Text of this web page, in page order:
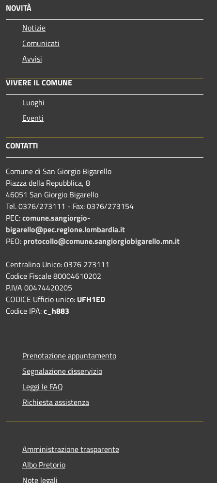
NOVITÀ
Notizie
Comunicati
Avvisi
VIVERE IL COMUNE
Luoghi
Eventi
CONTATTI
Comune di San Giorgio Bigarello
Piazza della Repubblica, 8
46051 San Giorgio Bigarello
Tel. 0376/273111 - Fax: 0376/273154
PEC:comune.sangiorgio-
bigarello@pec.regione.lombardia.it
PEO: protocollo@comune.sangiorgiobigarello.mn.it
Centralino Unico: 0376 273111
Codice Fiscale 80004610202
P.IVA 00474420205
CODICE Ufficio unico: UFH1ED
Codice IPA:c_h883
Prenotazione appuntamento
Segnalazione disservizio
Leggi le FAQ
Richiesta assistenza
Amministrazione trasparente
Albo Pretorio
Note legali